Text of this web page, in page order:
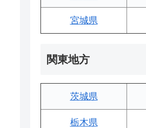
宮城県
関東地方
茨城県
栃木県